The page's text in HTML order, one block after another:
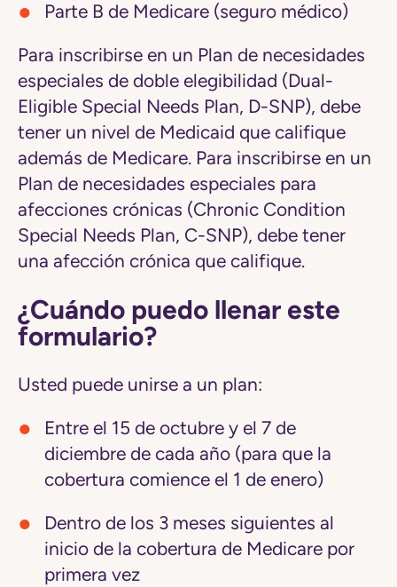
Parte B de Medicare (seguro médico)
Para inscribirse en un Plan de necesidades
especiales de doble elegibilidad (Dual-
Eligible Special Needs Plan, D-SNP), debe
tener un nivel de Medicaid que califique
además de Medicare. Para inscribirse en un
Plan de necesidades especiales para
afecciones crónicas (Chronic Condition
Special Needs Plan, C-SNP), debe tener
una afección crónica que califique.
¿Cuándo puedo llenar este
formulario?
Usted puede unirse a un plan:
Entre el 15 de octubre y el 7 de
diciembre de cada año (para que la
cobertura comience el 1 de enero)
Dentro de los 3 meses siguientes al
inicio de la cobertura de Medicare por
primera vez